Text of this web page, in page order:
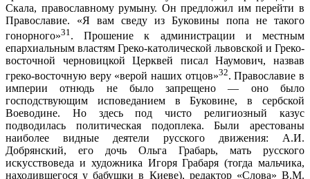
Скала, православному румыну. Он предложил им перейти в
Православие. «Я вам сведу из Буковины попа не такого
гонорного»31 . Прошение к администрации и местным
епархиальным властям Греко-католической львовской и Греко-
восточной черновицкой Церквей писал Наумович, назвав
греко-восточную веру «верой наших отцов»32. Православие в
империи отнюдь не было запрещено — оно было
господствующим исповеданием в Буковине, в сербской
Воеводине. Но здесь под чисто религиозный казус
подводилась политическая подоплека. Были арестованы
наиболее видные деятели русского движения: А.И.
Добрянский, его дочь Ольга Грабарь, мать русского
искусствоведа и художника Игоря Грабаря (тогда мальчика,
находившегося у бабушки в Киеве), редактор «Слова» В.М.